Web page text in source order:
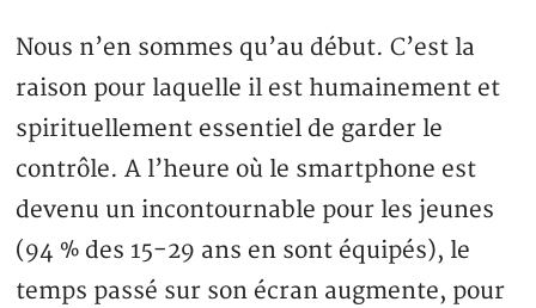
Nous n’en sommes qu’au début. C’est la
raison pour laquelle il est humainement et
spirituellement essentiel de garder le
contrôle. A l’heure où le smartphone est
devenu un incontournable pour les jeunes
(94 % des 15-29 ans en sont équipés), le
temps passé sur son écran augmente, pour